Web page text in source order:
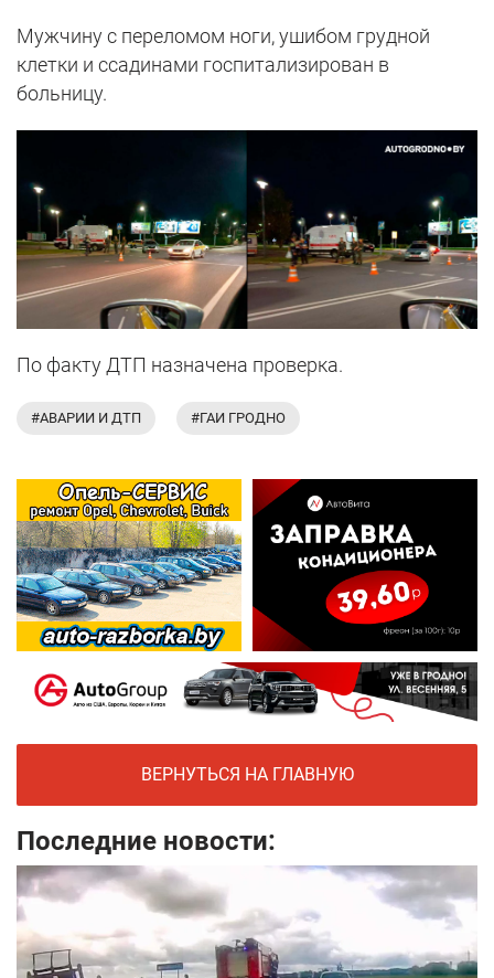
Мужчину с переломом ноги, ушибом грудной
клетки и ссадинами госпитализирован в
больницу.
По факту ДТП назначена проверка.
#АВАРИИ И ДТП #ГАИ ГРОДНО
ВЕРНУТЬСЯ НА ГЛАВНУЮ
Последние новости: